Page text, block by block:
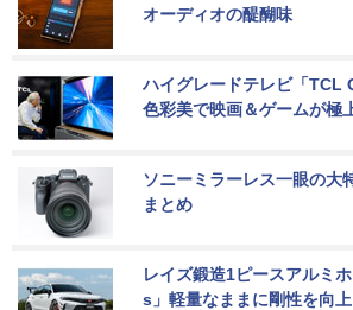
オーディオの醍醐味
ハイグレードテレビ「TCL
色彩美で映画＆ゲームが極
ソニーミラーレス一眼の大
まとめ
レイズ鍛造1ピースアルミ
s」軽量なままに剛性を向上